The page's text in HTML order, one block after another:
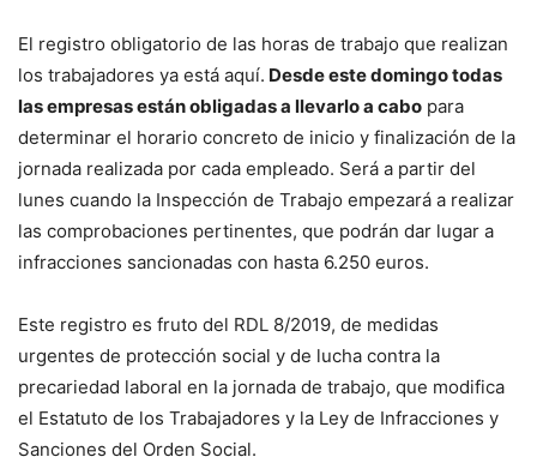
El registro obligatorio de las horas de trabajo que realizan
los trabajadores ya está aquí. Desde este domingo todas
las empresas están obligadas a llevarlo a cabo para
determinar el horario concreto de inicio y finalización de la
jornada realizada por cada empleado. Será a partir del
lunes cuando la Inspección de Trabajo empezará a realizar
las comprobaciones pertinentes, que podrán dar lugar a
infracciones sancionadas con hasta 6.250 euros.
Este registro es fruto del RDL 8/2019, de medidas
urgentes de protección social y de lucha contra la
precariedad laboral en la jornada de trabajo, que modifica
el Estatuto de los Trabajadores y la Ley de Infracciones y
Sanciones del Orden Social.